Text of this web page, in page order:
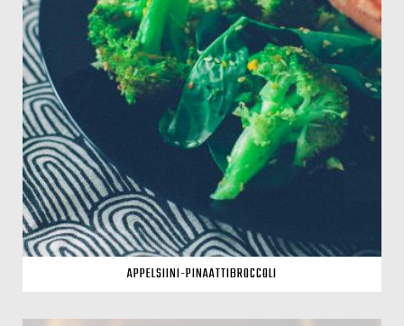
APPELSIINI-PINAATTIBROCCOLI